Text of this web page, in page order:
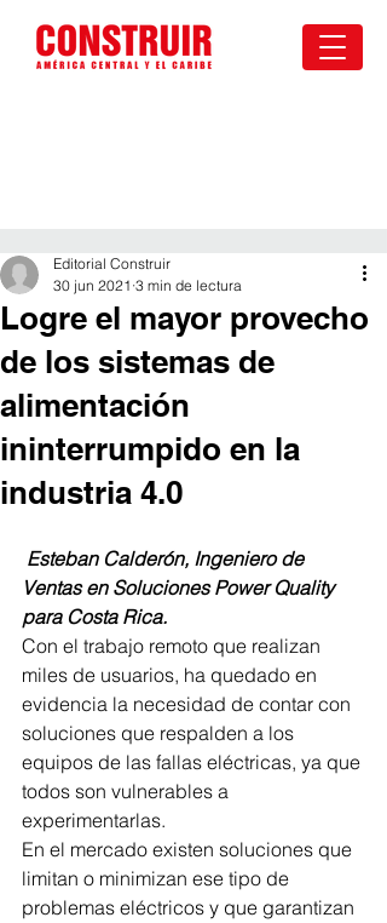
Logre el mayor provecho
de los sistemas de
alimentación
ininterrumpido en la
industria 4.0
Editorial Construir
30 jun 2021 3 min de lectura
Esteban Calderón, Ingeniero de
Ventas en Soluciones Power Quality
para Costa Rica.
Con el trabajo remoto que realizan
miles de usuarios, ha quedado en
evidencia la necesidad de contar con
soluciones que respalden a los
equipos de las fallas eléctricas, ya que
todos son vulnerables a
experimentarlas.
En el mercado existen soluciones que
limitan o minimizan ese tipo de
problemas eléctricos y que garantizan